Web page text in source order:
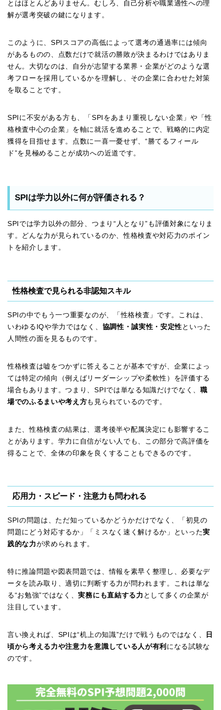
とはほとんどありません。むしろ、自己分析や職業適性への理
解が選考突破の鍵になります。
このように、SPIスコアの高低によって選考の通過率には傾向
があるものの、点数だけで就活の勝敗が決まるわけではありま
せん。大切なのは、自分が志望する業界・企業がどのような選
考フローを採用しているかを理解し、その企業に合わせた対策
を取ることです。
SPIに不安がある方も、「SPIをあまり重視しない企業」や「性
格検査中心の企業」を軸に就活を進めることで、戦略的に内定
獲得を目指せます。点数に一喜一憂せず、“勝てるフィール
ド”を見極めることが成功への近道です。
SPIは学力以外に何が評価される？
SPIでは学力以外の部分、つまり“人となり”も評価対象になりま
す。どんな力が見られているのか、性格検査や対応力のポイン
トを紹介します。
性格検査で見られる非認知スキル
SPIの中でもう一つ重要なのが、「性格検査」です。これは、
いわゆるIQや学力ではなく、 協調性・誠実性・安定性 といった
人間性の面を見るものです。
性格検査は嘘をつかずに答えることが基本ですが、企業によっ
ては特定の傾向（例えばリーダーシップや柔軟性）を評価する
場合もあります。つまり、SPIでは単なる知識だけでなく、職
場でのふるまいや考え方も見られているのです。
また、性格検査の結果は、選考後半や配属決定にも影響するこ
とがあります。学力に自信がない人でも、この部分で高評価を
得ることで、全体の印象を良くすることもできるのです。
応用力・スピード・注意力も問われる
SPIの問題は、ただ知っているかどうかだけでなく、「初見の
問題にどう対応するか」「ミスなく速く解けるか」といった実
践的な力が求められます。
特に推論問題や図表問題では、情報を素早く整理し、必要なデ
ータを読み取り、適切に判断する力が問われます。これは単な
る“お勉強”ではなく、実務にも直結する力 として多くの企業が
注目しています。
言い換えれば、SPIは“机上の知識”だけで戦うものではなく、
日
頃から考える力や注意力を意識している人が有利 になる試験な
のです。